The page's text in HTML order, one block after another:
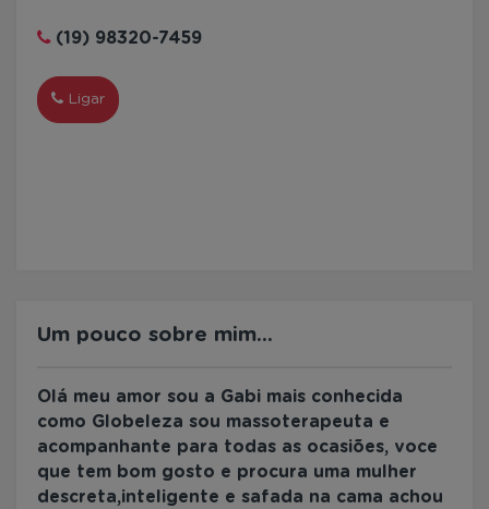
(19) 98320-7459
Ligar
Um pouco sobre mim...
Olá meu amor sou a Gabi mais conhecida
como Globeleza sou massoterapeuta e
acompanhante para todas as ocasiões, voce
que tem bom gosto e procura uma mulher
descreta,inteligente e safada na cama achou